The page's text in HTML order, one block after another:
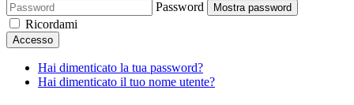
Password
Mostra password
Ricordami
Accesso
Hai dimenticato la tua password?
Hai dimenticato il tuo nome utente?